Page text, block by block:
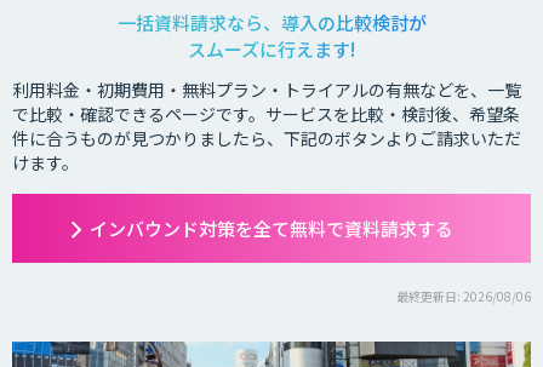
一括資料請求なら、導入の比較検討が
スムーズに行えます!
利用料金・初期費用・無料プラン・トライアルの有無などを、一覧
で比較・確認できるページです。サービスを比較・検討後、希望条
件に合うものが見つかりましたら、下記のボタンよりご請求いただ
けます。
インバウンド対策を全て無料で資料請求する
最終更新日: 2026/08/06